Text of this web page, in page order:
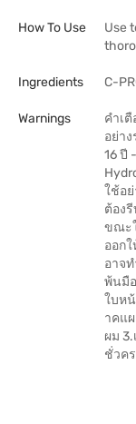
How To Use
Use
Ingredients C-
Warnings
คำเ
อย่า
16 ปี
ใช้อย่
ต้อง
ขณะ
ออก
อาจ
พ้นมื
ใบห
าคแ
ผม
ชั่วค